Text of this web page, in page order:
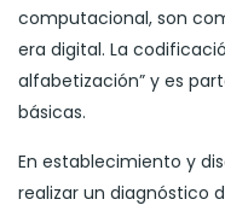
computacional, son
era digital. La
alfabetización” y es
básicas.
En establecimiento y
realizar un diagnóstico